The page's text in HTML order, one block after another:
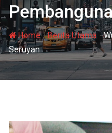
Home-Berita Utama-
Seruyan